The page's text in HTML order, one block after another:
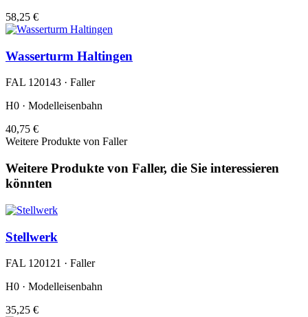
58,25 €
Wasserturm Haltingen
FAL 120143 · Faller
H0 · Modelleisenbahn
40,75 €
Weitere Produkte von Faller
Weitere Produkte von Faller, die Sie interessieren
könnten
Stellwerk
FAL 120121 · Faller
H0 · Modelleisenbahn
35,25 €